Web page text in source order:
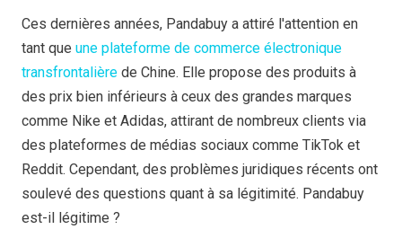
Ces dernières années, Pandabuy a attiré l'attention en
tant que une plateforme de commerce électronique
transfrontalière de Chine. Elle propose des produits à
des prix bien inférieurs à ceux des grandes marques
comme Nike et Adidas, attirant de nombreux clients via
des plateformes de médias sociaux comme TikTok et
Reddit. Cependant, des problèmes juridiques récents ont
soulevé des questions quant à sa légitimité. Pandabuy
est-il légitime ?